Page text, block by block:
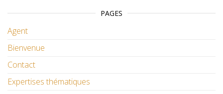
PAGES
Agent
Bienvenue
Contact
Expertises thématiques